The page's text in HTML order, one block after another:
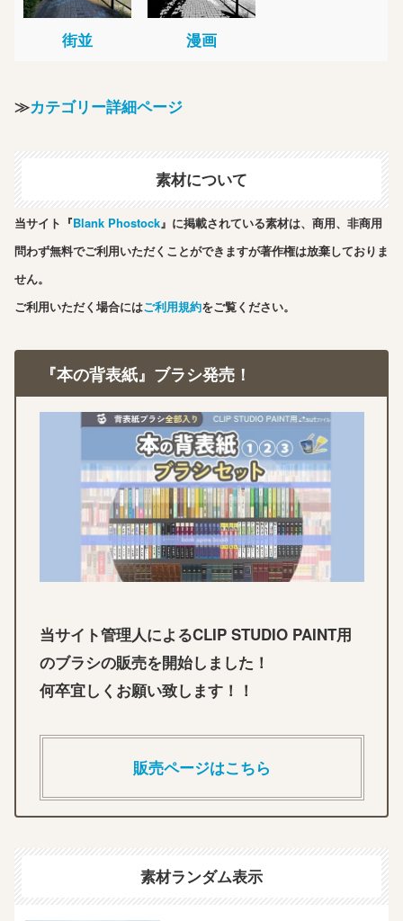
街並 漫画
≫カテゴリー詳細ページ
素材について
当サイト『Blank Phostock』に掲載されている素材は、商用、非商用
問わず無料でご利用いただくことができますが著作権は放棄しておりま
せん。
ご利用いただく場合にはご利用規約をご覧ください。
『本の背表紙』ブラシ発売！
当サイト管理人によるCLIP STUDIO PAINT用
のブラシの販売を開始しました！
何卒宜しくお願い致します！！
販売ページはこちら
素材ランダム表示